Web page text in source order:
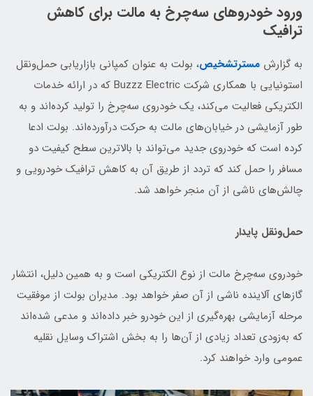
ورود خودروهای سه‌چرخ به مالت برای کاهش
ترافیک
به گزارش مسترتشخیص، بولت به عنوان کمپانی بازاریابی حمل‌ونقل
استونیایی با همکاری شرکت Buzzz Electric که در ارائه خدمات
الکتریکی فعالیت می‌کند، یک خودروی سه‌چرخ را تولید کرده‌اند و به
طور آزمایشی در خیابان‌های مالت به حرکت درآورده‌اند. بولت ادعا
کرده است که خودروی جدید می‌تواند با بالاترین سطح کیفیت دو
مسافر را حمل کند که تردد از طریق آن به کاهش ترافیک خودرویی و
چالش‌های ناشی از آن منجر خواهد شد.
حمل‌ونقل پایدار
خودروی سه‌چرخ مالت از نوع الکتریکی است و به همین دلیل، انتشار
گازهای آلاینده ناشی از آن صفر خواهد بود. مدیران بولت از موفقیت
مرحله آزمایشی بهره‌گیری از این خودرو خبر داده‌اند و مدعی شده‌اند
که به‌زودی تعداد زیادی از آن‌ها را به بخش اشتراک وسایل نقلیه
عمومی وارد خواهند کرد.